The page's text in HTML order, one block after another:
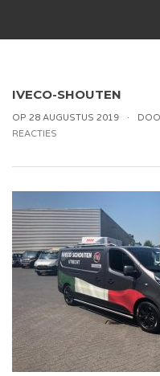
IVECO-SHOUTEN
OP 28 AUGUSTUS 2019
REACTIES